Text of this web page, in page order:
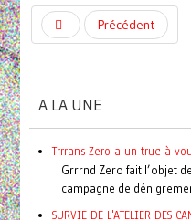
Précédent
A LA UNE
Trrrans Zero a un truc à
Grrrnd Zero fait l’objet
campagne de
SURVIE DE L'ATELIER DES